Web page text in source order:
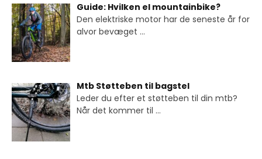
Guide: Hvilken el mountainbike?
Den elektriske motor har de seneste år for
alvor bevæget ...
Mtb Støtteben til bagstel
Leder du efter et støtteben til din mtb?
Når det kommer til ...